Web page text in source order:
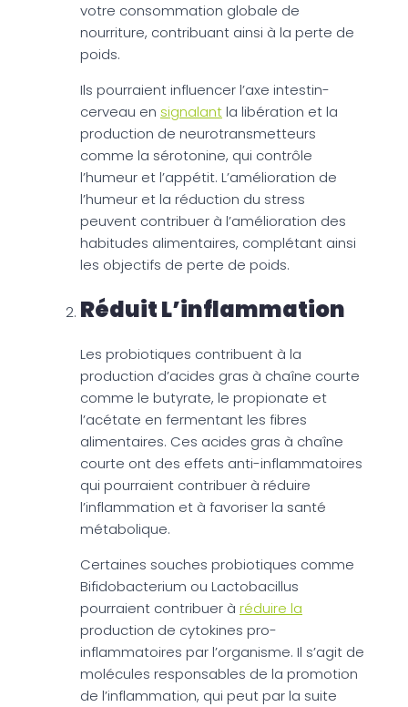
votre consommation globale de
nourriture, contribuant ainsi à la perte de
poids.
Ils pourraient influencer l’axe intestin-
cerveau en signalantla libération et la
production de neurotransmetteurs
comme la sérotonine, qui contrôle
l’humeur et l’appétit. L’amélioration de
l’humeur et la réduction du stress
peuvent contribuer à l’amélioration des
habitudes alimentaires, complétant ainsi
les objectifs de perte de poids.
Réduit L’inflammation
Les probiotiques contribuent à la
production d’acides gras à chaîne courte
comme le butyrate, le propionate et
l’acétate en fermentant les fibres
alimentaires. Ces acides gras à chaîne
courte ont des effets anti-inflammatoires
qui pourraient contribuer à réduire
l’inflammation et à favoriser la santé
métabolique.
Certaines souches probiotiques comme
Bifidobacterium ou Lactobacillus
pourraient contribuer à réduire la
production de cytokines pro-
inflammatoires par l’organisme. Il s’agit de
molécules responsables de la promotion
de l’inflammation, qui peut par la suite